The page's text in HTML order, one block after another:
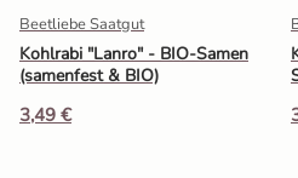
Beetliebe Saatgut
Kohlrabi "Lanro" - BIO-Samen
(samenfest & BIO)
3,49 €
Rosenkohl